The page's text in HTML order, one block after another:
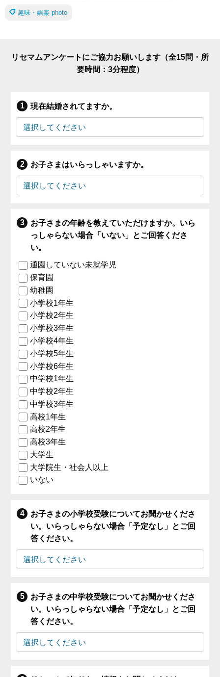
趣味・娯楽 photo
リセマムアンケートにご協力お願いします（全15問・所
要時間：3分程度）
現在結婚されてますか。
お子さまはいらっしゃいますか。
お子さまの年齢を教えていただけますか。いら
っしゃらない場合「いない」とご回答くださ
い。
通園していない未就学児
保育園
幼稚園
小学校1年生
小学校2年生
小学校3年生
小学校4年生
小学校5年生
小学校6年生
中学校1年生
中学校2年生
中学校3年生
高校1年生
高校2年生
高校3年生
大学生
大学院生・社会人以上
いない
お子さまの小学校受験についてお聞かせくださ
い。いらっしゃらない場合「予定なし」とご回
答ください。
お子さまの中学校受験についてお聞かせくださ
い。いらっしゃらない場合「予定なし」とご回
答ください。